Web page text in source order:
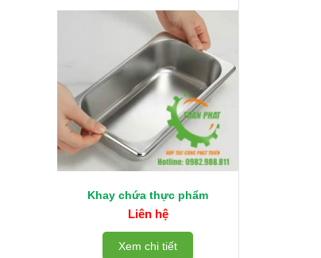
Khay chứa thực phẩm
Liên hệ
Xem chi tiết